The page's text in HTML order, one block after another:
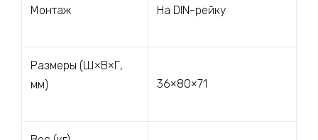
Монтаж На DIN-рейку
Размеры (Ш×В×Г,
мм)
36×80×71